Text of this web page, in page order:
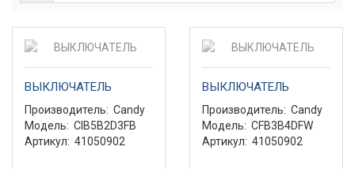
ВЫКЛЮЧАТЕЛЬ
Производитель: Candy
Модель: CIB5B2D3FB
Артикул: 41050902
ВЫКЛЮЧАТЕЛЬ
Производитель: Candy
Модель: CFB3B4DFW
Артикул: 41050902